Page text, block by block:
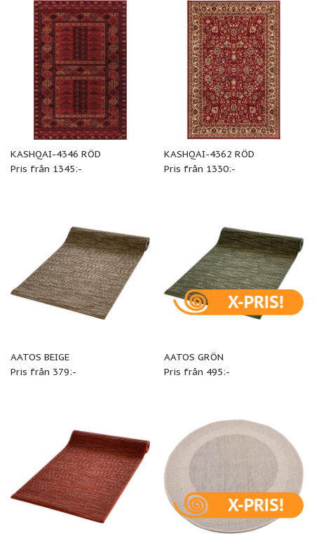
KASHQAI-4346 RÖD
Pris från 1345:-
KASHQAI-4362 RÖD
Pris från 1330:-
AATOS BEIGE
Pris från 379:-
AATOS GRÖN
Pris från 495:-